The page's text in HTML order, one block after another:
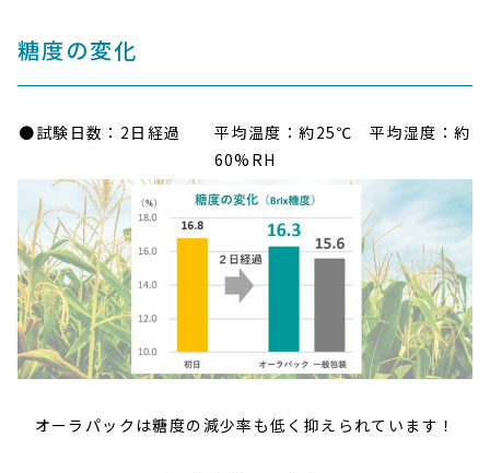
糖度の変化
●試験日数：2日経過 平均温度：約25℃ 平均湿度：約
60%RH
オーラパックは糖度の減少率も低く抑えられています！